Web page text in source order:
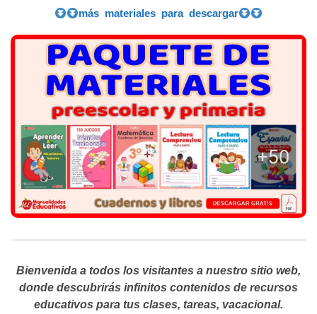
más materiales para descargar
Bienvenida a todos los visitantes a nuestro sitio web,
donde descubrirás infinitos contenidos de recursos
educativos para tus clases, tareas, vacacional.